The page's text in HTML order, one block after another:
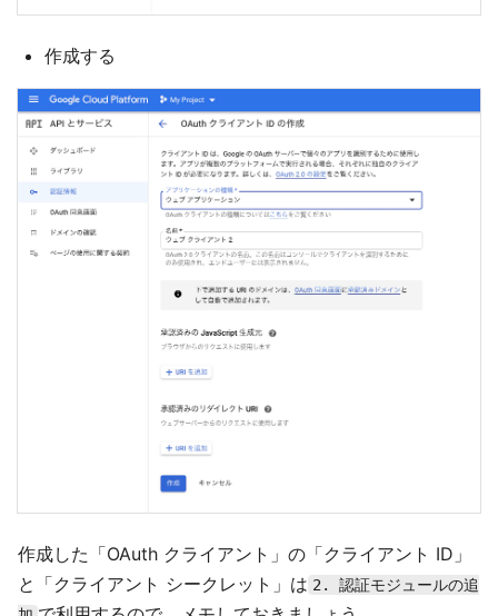
作成する
作成した「OAuth クライアント」の「クライアント ID」
と「クライアント シークレット」は 2. 認証モジュールの追